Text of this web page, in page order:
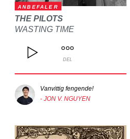
ANBEFALER
THE PILOTS
WASTING TIME
DEL
Vanvittig fengende!
- JON V. NGUYEN